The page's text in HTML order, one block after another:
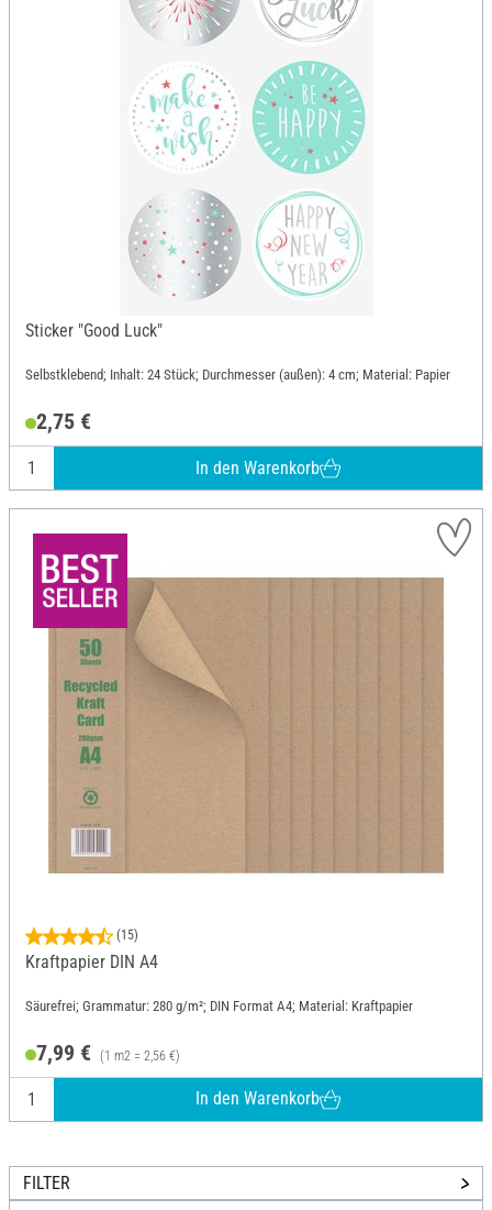
Sticker "Good Luck"
Selbstklebend; Inhalt: 24 Stück; Durchmesser (außen): 4 cm; Material: Papier
2,75 €
In den Warenkorb
(15)
Kraftpapier DIN A4
Säurefrei; Grammatur: 280 g/m²; DIN Format A4; Material: Kraftpapier
7,99 € (1 m2 = 2,56 €)
In den Warenkorb
FILTER